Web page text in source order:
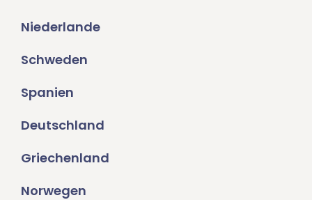
Niederlande
Schweden
Spanien
Deutschland
Griechenland
Norwegen